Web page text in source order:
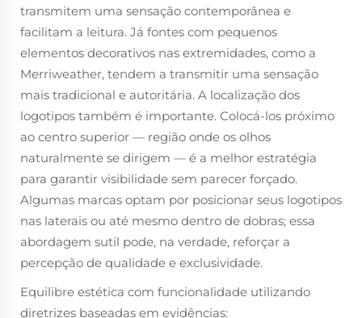
transmitem uma sensação contemporânea e
facilitam a leitura. Já fontes com pequenos
elementos decorativos nas extremidades, como a
Merriweather, tendem a transmitir uma sensação
mais tradicional e autoritária. A localização dos
logotipos também é importante. Colocá-los próximo
ao centro superior — região onde os olhos
naturalmente se dirigem — é a melhor estratégia
para garantir visibilidade sem parecer forçado.
Algumas marcas optam por posicionar seus logotipos
nas laterais ou até mesmo dentro de dobras; essa
abordagem sutil pode, na verdade, reforçar a
percepção de qualidade e exclusividade.
Equilibre estética com funcionalidade utilizando
diretrizes baseadas em evidências: